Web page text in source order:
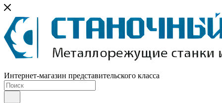
Интернет-магазин представительского класса